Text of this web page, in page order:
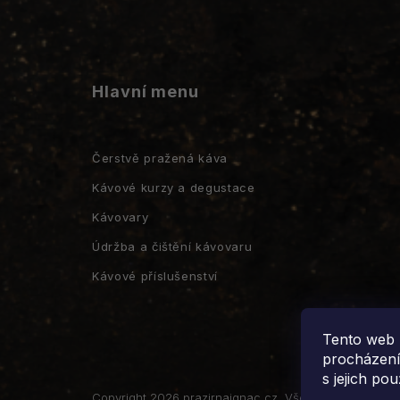
Tento
s jejich
Hlavní menu
Čerstvě pražená káva
Kávové kurzy a degustace
Kávovary
Údržba a čištění kávovaru
Kávové příslušenství
Copyright 2026 prazirnaignac.cz . Všechna práva